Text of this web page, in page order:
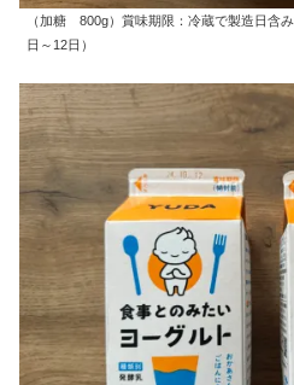
（加糖 800g）賞味期限：冷蔵で製造日含
日～12日）